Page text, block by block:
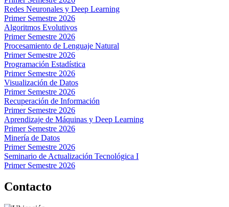
Redes Neuronales y Deep Learning
Primer Semestre 2026
Algoritmos Evolutivos
Primer Semestre 2026
Procesamiento de Lenguaje Natural
Primer Semestre 2026
Programación Estadística
Primer Semestre 2026
Visualización de Datos
Primer Semestre 2026
Recuperación de Información
Primer Semestre 2026
Aprendizaje de Máquinas y Deep Learning
Primer Semestre 2026
Minería de Datos
Primer Semestre 2026
Seminario de Actualización Tecnológica I
Primer Semestre 2026
Contacto